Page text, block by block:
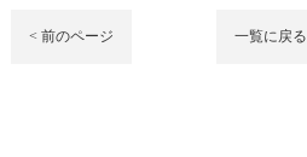
< 前のページ 一覧に戻る